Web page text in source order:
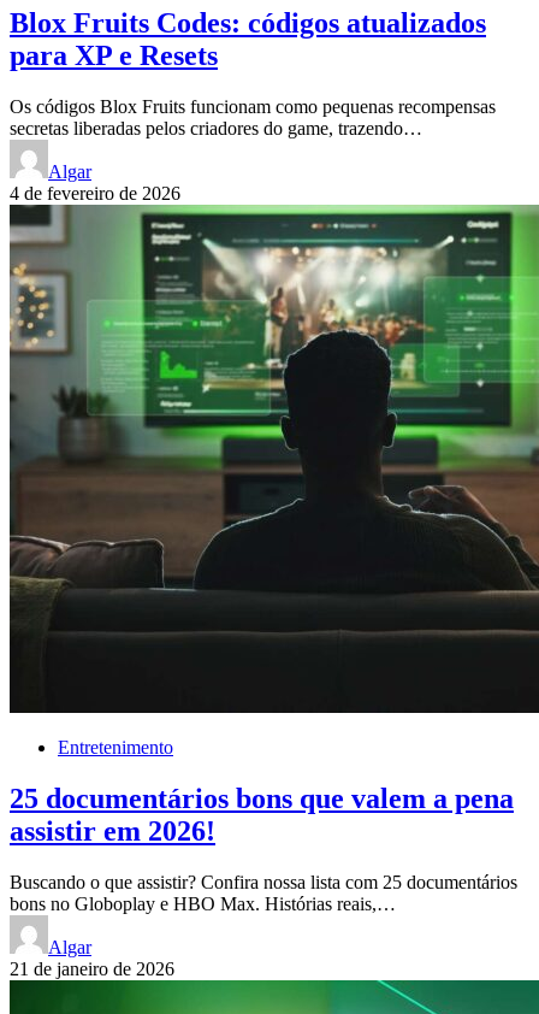
Blox Fruits Codes: códigos atualizados
para XP e Resets
Os códigos Blox Fruits funcionam como pequenas recompensas
secretas liberadas pelos criadores do game, trazendo…
Algar
4 de fevereiro de 2026
Entretenimento
25 documentários bons que valem a pena
assistir em 2026!
Buscando o que assistir? Confira nossa lista com 25 documentários
bons no Globoplay e HBO Max. Histórias reais,…
Algar
21 de janeiro de 2026